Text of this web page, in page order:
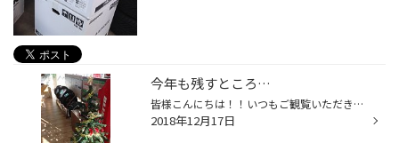
今年も残すところ…
皆様こんにちは！！いつもご観覧いただきあとがとうございます！！ 早いもので、今年も残すところ半月を切りました… 来年までにやっておきたいことはもうお済みでしょうか？ スタッドレスタイヤの履き替えにオイル交換、バッテリーの点検！！ お車のトラブルに悩まされず楽しい年末年始をお迎えいた...
2018年12月17日